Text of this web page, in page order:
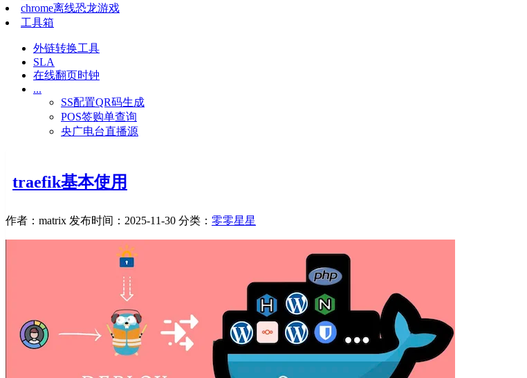
chrome离线恐龙游戏
工具箱
外链转换工具
SLA
在线翻页时钟
...
SS配置QR码生成
POS签购单查询
央广电台直播源
traefik基本使用
作者：matrix 发布时间：2025-11-30 分类： 零零星星